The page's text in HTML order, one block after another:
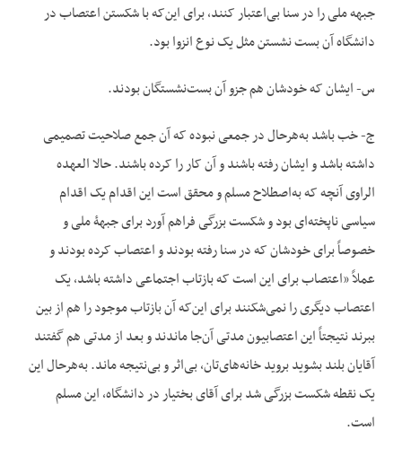
جبهه ملی را در سنا بی‌اعتبار کنند، برای این‌که با شکستن اعتصاب در
دانشگاه آن بست نشستن مثل یک نوع انزوا بود.
س- ایشان که خودشان هم جزو آن بست‌نشستگان بودند.
ج- خب باشد به‌هرحال در جمعی نبوده که آن جمع صلاحیت تصمیمی
داشته باشد و ایشان رفته باشند و آن کار را کرده باشند. حالا العهده
الراوی آنچه که به‌اصطلاح مسلم و محقق است این اقدام یک اقدام
سیاسی ناپخته‌ای بود و شکست بزرگی فراهم آورد برای جبهۀ ملی و
خصوصاً برای خودشان که در سنا رفته بودند و اعتصاب کرده بودند و
عملاً «اعتصاب برای این است که بازتاب اجتماعی داشته باشد، یک
اعتصاب دیگری را نمی‌شکنند برای این‌که آن بازتاب موجود را هم از بین
ببرند نتیجتاً این اعتصابیون مدتی آن‌جا ماندند و بعد از مدتی هم گفتند
آقایان بلند بشوید بروید خانه‌های‌تان، بی‌اثر و بی‌نتیجه ماند. به‌هرحال این
یک نقطه شکست بزرگی شد برای آقای بختیار در دانشگاه، این مسلم
است.